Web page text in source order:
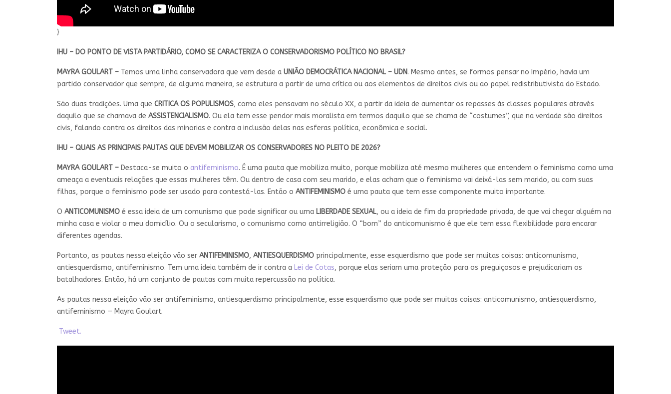
}
IHU – DO PONTO DE VISTA PARTIDÁRIO, COMO SE CARACTERIZA O CONSERVADORISMO POLÍTICO NO BRASIL?
MAYRA GOULART – Temos uma linha conservadora que vem desde a UNIÃO DEMOCRÁTICA NACIONAL – UDN. Mesmo antes, se formos pensar no Império, havia um
partido conservador que sempre, de alguma maneira, se estrutura a partir de uma crítica ou aos elementos de direitos civis ou ao papel redistributivista do Estado.
São duas tradições. Uma que CRITICA OS POPULISMOS, como eles pensavam no século XX, a partir da ideia de aumentar os repasses às classes populares através
daquilo que se chamava de ASSISTENCIALISMO. Ou ela tem esse pendor mais moralista em termos daquilo que se chama de “costumes”, que na verdade são direitos
civis, falando contra os direitos das minorias e contra a inclusão delas nas esferas política, econômica e social.
IHU – QUAIS AS PRINCIPAIS PAUTAS QUE DEVEM MOBILIZAR OS CONSERVADORES NO PLEITO DE 2026?
MAYRA GOULART – Destaca-se muito o antifeminismo. É uma pauta que mobiliza muito, porque mobiliza até mesmo mulheres que entendem o feminismo como uma
ameaça a eventuais relações que essas mulheres têm. Ou dentro de casa com seu marido, e elas acham que o feminismo vai deixá-las sem marido, ou com suas
filhas, porque o feminismo pode ser usado para contestá-las. Então o ANTIFEMINISMO é uma pauta que tem esse componente muito importante.
O ANTICOMUNISMO é essa ideia de um comunismo que pode significar ou uma LIBERDADE SEXUAL, ou a ideia de fim da propriedade privada, de que vai chegar alguém na
minha casa e violar o meu domicílio. Ou o secularismo, o comunismo como antirreligião. O “bom” do anticomunismo é que ele tem essa flexibilidade para encarar
diferentes agendas.
Portanto, as pautas nessa eleição vão ser ANTIFEMINISMO, ANTIESQUERDISMO principalmente, esse esquerdismo que pode ser muitas coisas: anticomunismo,
antiesquerdismo, antifeminismo. Tem uma ideia também de ir contra a Lei de Cotas, porque elas seriam uma proteção para os preguiçosos e prejudicariam os
batalhadores. Então, há um conjunto de pautas com muita repercussão na política.
As pautas nessa eleição vão ser antifeminismo, antiesquerdismo principalmente, esse esquerdismo que pode ser muitas coisas: anticomunismo, antiesquerdismo,
antifeminismo — Mayra Goulart
Tweet.